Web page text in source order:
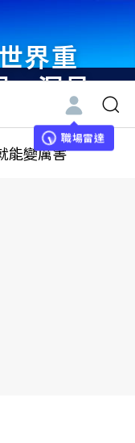
界重
・洞見
來 與
界領袖
職場雷達
能變厲害